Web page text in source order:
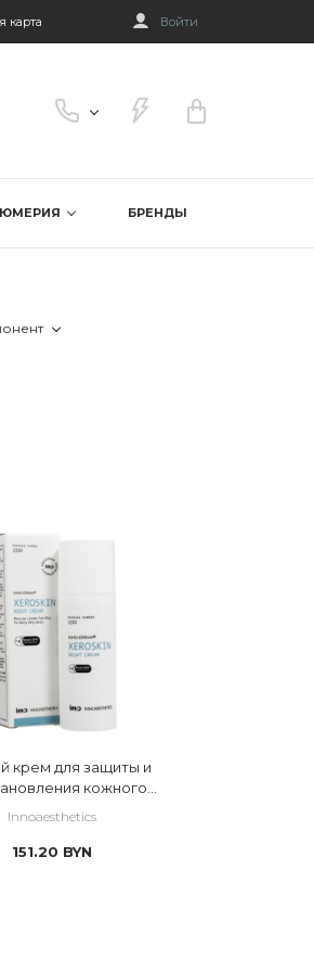
карта Войти
БРЕНДЫ
витаминов
кислота
масла
экстракты
крем для защиты и
кожного
Innoaesthetics
151.20 BYN